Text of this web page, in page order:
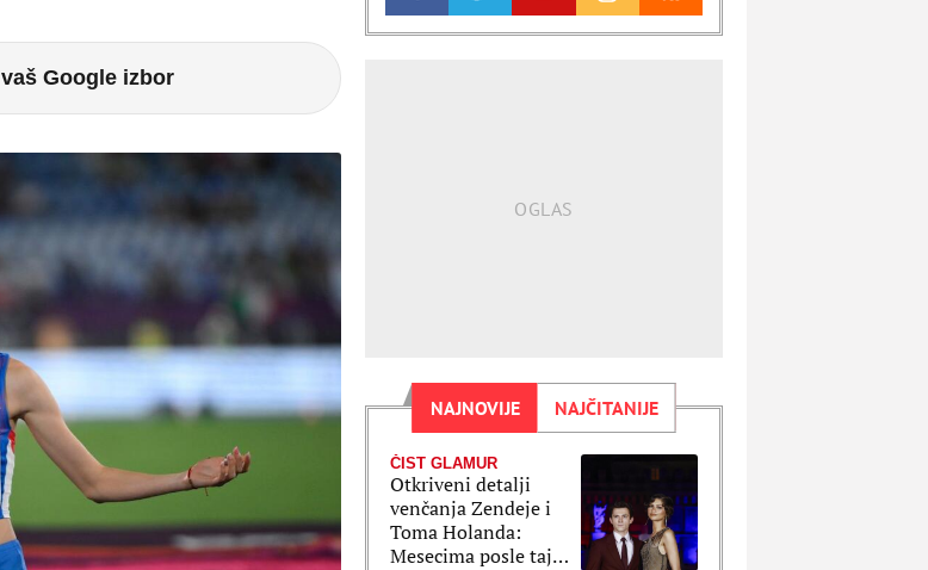
Google izbor
NAJNOVIJE NAJČITANIJE
ČIST GLAMUR
Otkriveni detalji
venčanja Zendeje i
Toma Holanda:
Mesecima posle tajne